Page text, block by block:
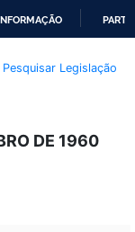
Pesquisar Legislação
DE 1960